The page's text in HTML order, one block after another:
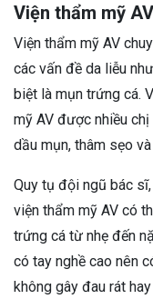
Viện thẩm mỹ AV
Viện thẩm mỹ AV
các vấn đề da liễu
biệt là mụn trứng cá.
mỹ AV được nhiều
dầu mụn, thâm sẹo
Quy tụ đội ngũ bác
viện thẩm mỹ AV có
trứng cá từ nhẹ đến
có tay nghề cao nên
không gây đau rát